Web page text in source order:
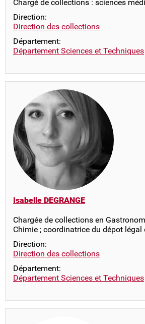
Chargé de collections : sciences
Direction:
Direction des collections
Département:
Département Sciences et Techniques
Isabelle DEGRANGE
Chargée de collections en
Chimie ; coordinatrice du dépot légal
Direction:
Direction des collections
Département:
Département Sciences et Techniques